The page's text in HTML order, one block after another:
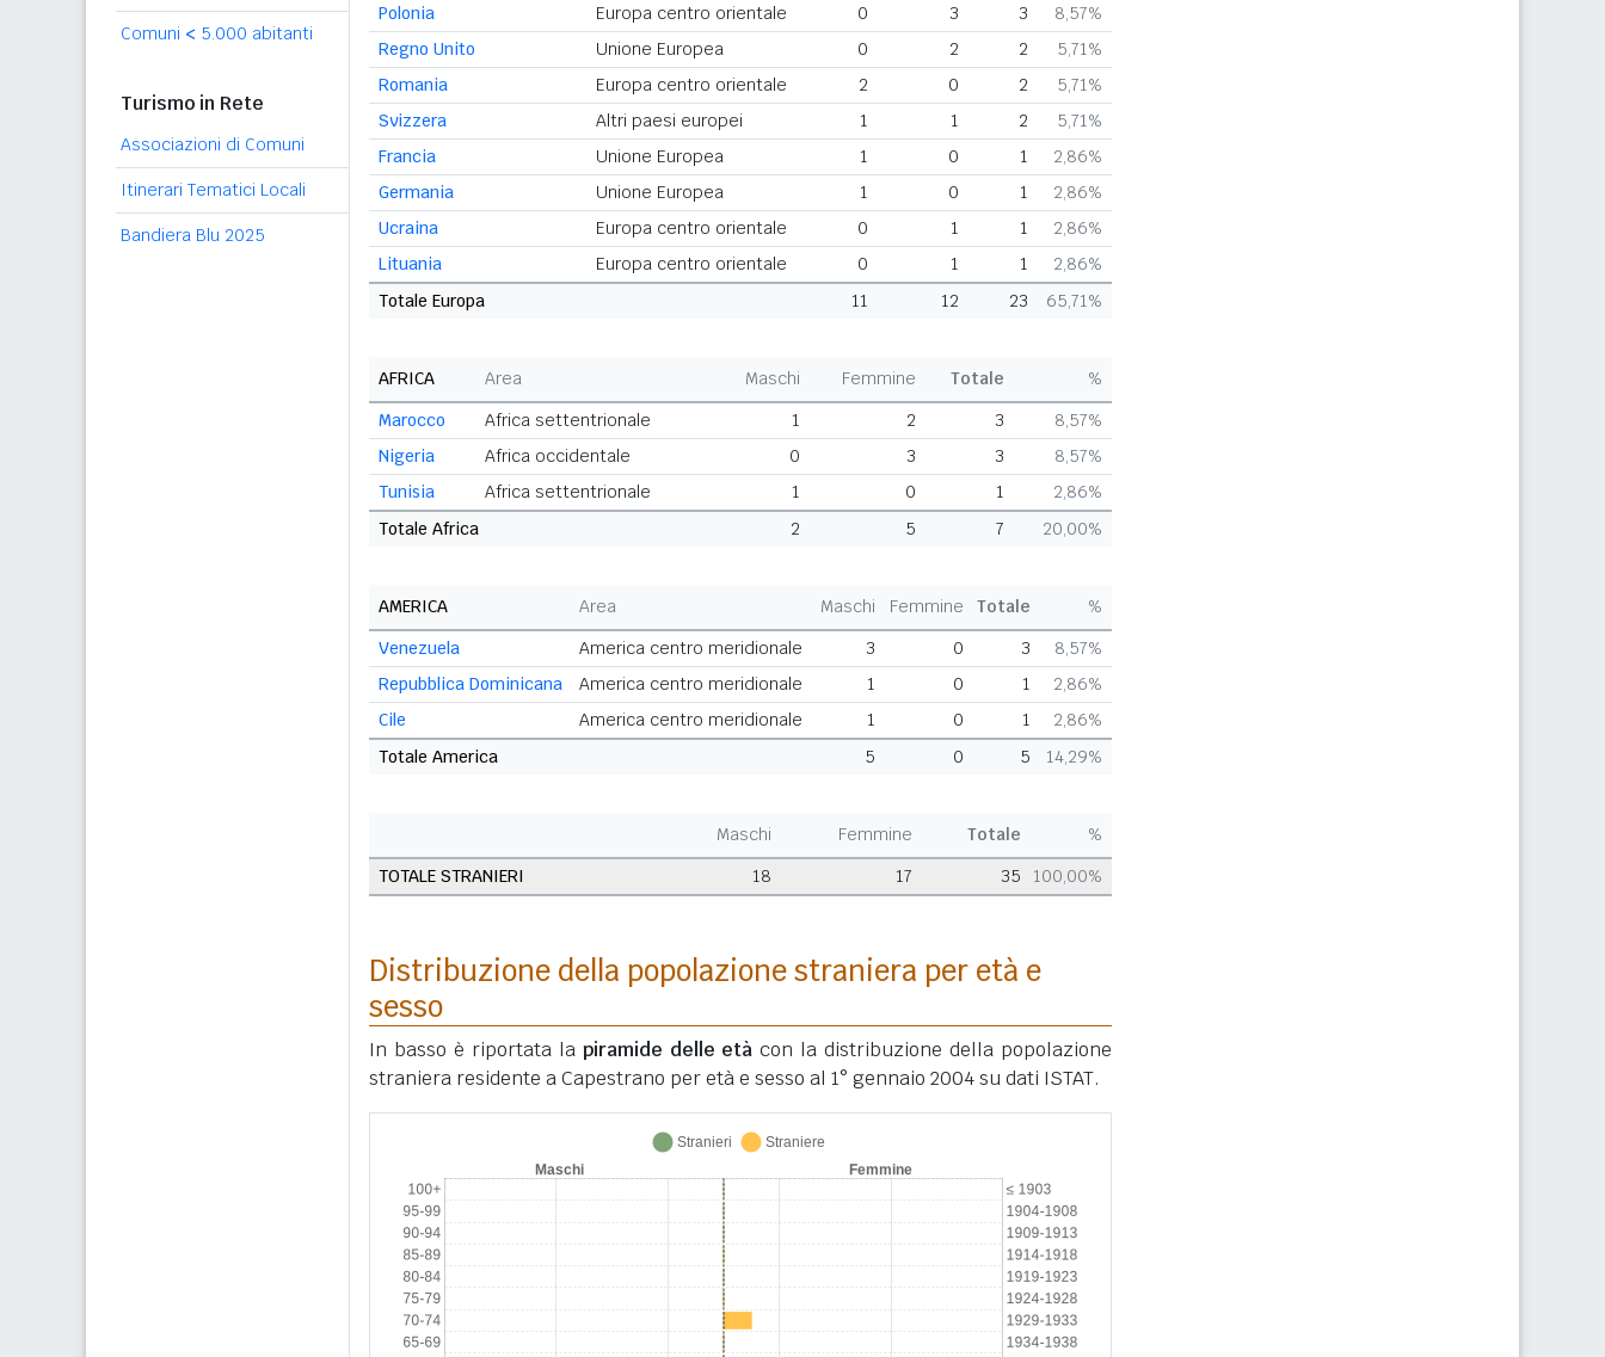
Comuni < 5.000 abitanti
Turismo in Rete
Associazioni di Comuni
Itinerari Tematici Locali
Bandiera Blu 2025
Polonia
Europa centro orientale 0 3 3
8,57%
Regno Unito
Unione Europea 0 2 2
5,71%
Romania
Europa centro orientale 2 0 2
5,71%
Svizzera
Altri paesi europei 1 1 2
5,71%
Francia
Unione Europea 1 0 1
2,86%
Germania
Unione Europea 1 0 1
2,86%
Ucraina
Europa centro orientale 0 1 1
2,86%
Lituania
Europa centro orientale 0 1 1
2,86%
Totale Europa
11 12 23 65,71%
AFRICA Area Maschi Femmine Totale
%
Marocco
Africa settentrionale 1 2 3
8,57%
Nigeria
Africa occidentale 0 3 3
8,57%
Tunisia
Africa settentrionale 1 0 1
2,86%
Totale Africa
2 5 7 20,00%
AMERICA Area Maschi Femmine Totale
%
Venezuela
America centro meridionale 3 0 3
8,57%
Repubblica Dominicana
America centro meridionale 1 0 1
2,86%
Cile
America centro meridionale 1 0 1
2,86%
Totale America
5 0 5 14,29%
Maschi Femmine Totale
%
TOTALE STRANIERI
18 17 35 100,00%
Distribuzione della popolazione straniera per età e
sesso
In basso è riportata la piramide delle età con la distribuzione della popolazione
straniera residente a Capestrano per età e sesso al 1° gennaio 2004 su dati ISTAT.